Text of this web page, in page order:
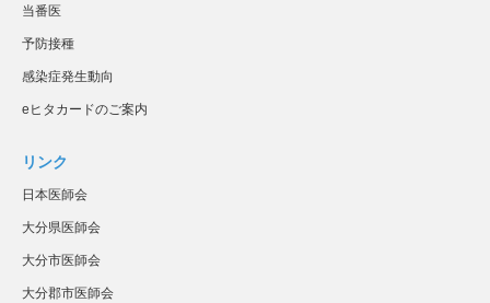
当番医
予防接種
感染症発生動向
eヒタカードのご案内
リンク
日本医師会
大分県医師会
大分市医師会
大分郡市医師会